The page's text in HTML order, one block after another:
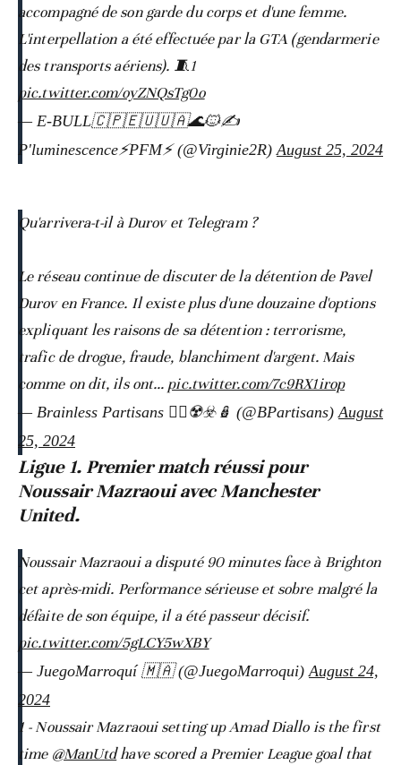
accompagné de son garde du corps et d'une femme.
L'interpellation a été effectuée par la GTA (gendarmerie
des transports aériens). 🧵1
pic.twitter.com/oyZNQsTg0o
— E-BULL🇨🇵🇪🇺🇺🇦🌊🐱✍️
P'luminescence⚡️PFM⚡️ (@Virginie2R)August 25, 2024
Qu'arrivera-t-il à Durov et Telegram ?
Le réseau continue de discuter de la détention de Pavel
Durov en France. Il existe plus d'une douzaine d'options
expliquant les raisons de sa détention : terrorisme,
trafic de drogue, fraude, blanchiment d'argent. Mais
comme on dit, ils ont… pic.twitter.com/7c9RX1irop
— Brainless Partisans 🏴‍☠️☢️☣️🪆 (@BPartisans)August
25, 2024
Ligue 1. Premier match réussi pour
Noussair Mazraoui avec Manchester
United.
Noussair Mazraoui a disputé 90 minutes face à Brighton
cet après-midi. Performance sérieuse et sobre malgré la
défaite de son équipe, il a été passeur décisif.
pic.twitter.com/5gLCY5wXBY
— JuegoMarroquí 🇲🇦 (@JuegoMarroqui)August 24,
2024
1 - Noussair Mazraoui setting up Amad Diallo is the first
time @ManUtdhave scored a Premier League goal that